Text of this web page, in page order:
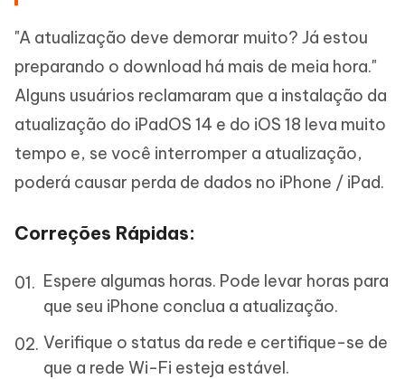
"A atualização deve demorar muito? Já estou
preparando o download há mais de meia hora."
Alguns usuários reclamaram que a instalação da
atualização do iPadOS 14 e do iOS 18 leva muito
tempo e, se você interromper a atualização,
poderá causar perda de dados no iPhone / iPad.
Correções Rápidas:
Espere algumas horas. Pode levar horas para
que seu iPhone conclua a atualização.
Verifique o status da rede e certifique-se de
que a rede Wi-Fi esteja estável.